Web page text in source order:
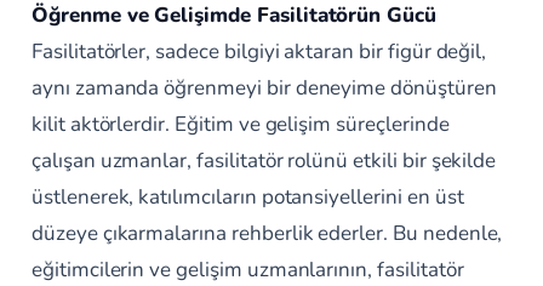
Öğrenme ve Gelişimde Fasilitatörün Gücü
Fasilitatörler, sadece bilgiyi aktaran bir figür değil,
aynı zamanda öğrenmeyi bir deneyime dönüştüren
kilit aktörlerdir. Eğitim ve gelişim süreçlerinde
çalışan uzmanlar, fasilitatör rolünü etkili bir şekilde
üstlenerek, katılımcıların potansiyellerini en üst
düzeye çıkarmalarına rehberlik ederler. Bu nedenle,
eğitimcilerin ve gelişim uzmanlarının, fasilitatör